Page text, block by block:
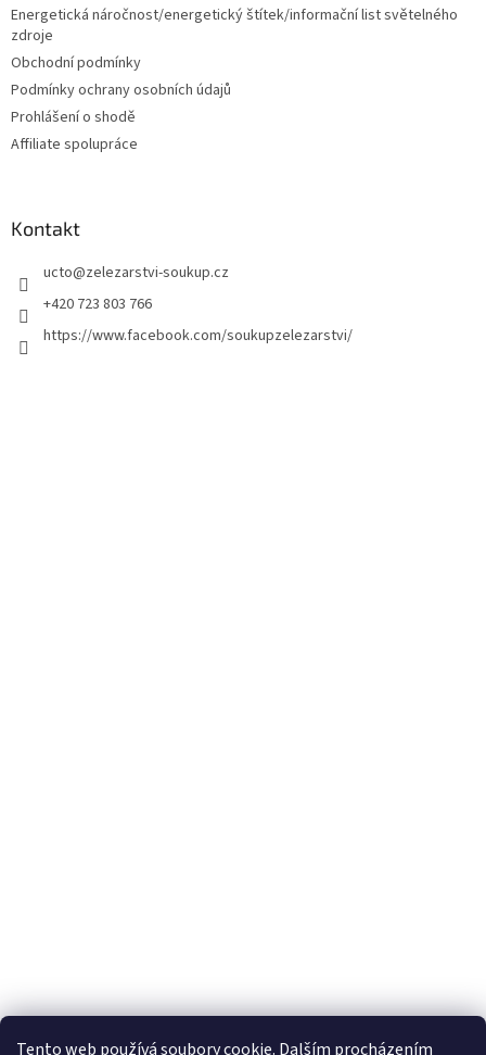
Tento web používá soubory cookie. Dalším procházením
Energetická náročnost/energetický štítek/informační list světelného
zdroje
Obchodní podmínky
Podmínky ochrany osobních údajů
Prohlášení o shodě
Affiliate spolupráce
Kontakt
ucto@zelezarstvi-soukup.cz
+420 723 803 766
https://www.facebook.com/soukupzelezarstvi/